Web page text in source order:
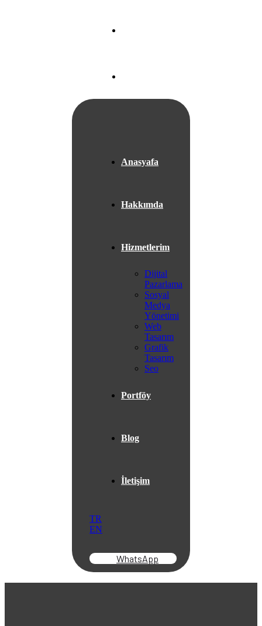
Anasyafa
Hakkımda
Hizmetlerim
Dijital
Pazarlama
Sosyal
Medya
Yönetimi
Web
Tasarım
Grafik
Tasarım
Seo
Portföy
Blog
İletişim
TR
EN
WhatsApp